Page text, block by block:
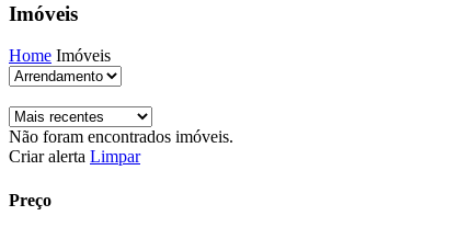
Imóveis
Home Imóveis
Não foram encontrados imóveis.
Criar alerta Limpar
Preço